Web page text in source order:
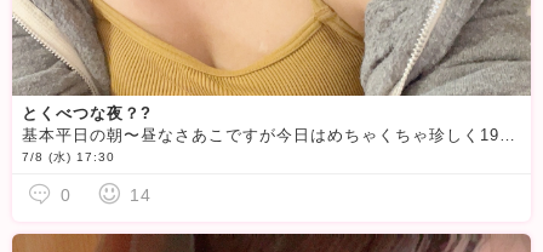
とくべつな夜？?
基本平日の朝〜昼なさあこですが今日はめちゃくちゃ珍しく19時から〜もしかしたら夜中までログインしちゃいます♡わたしの体力がもつまで
7/8 (水) 17:30
0 14